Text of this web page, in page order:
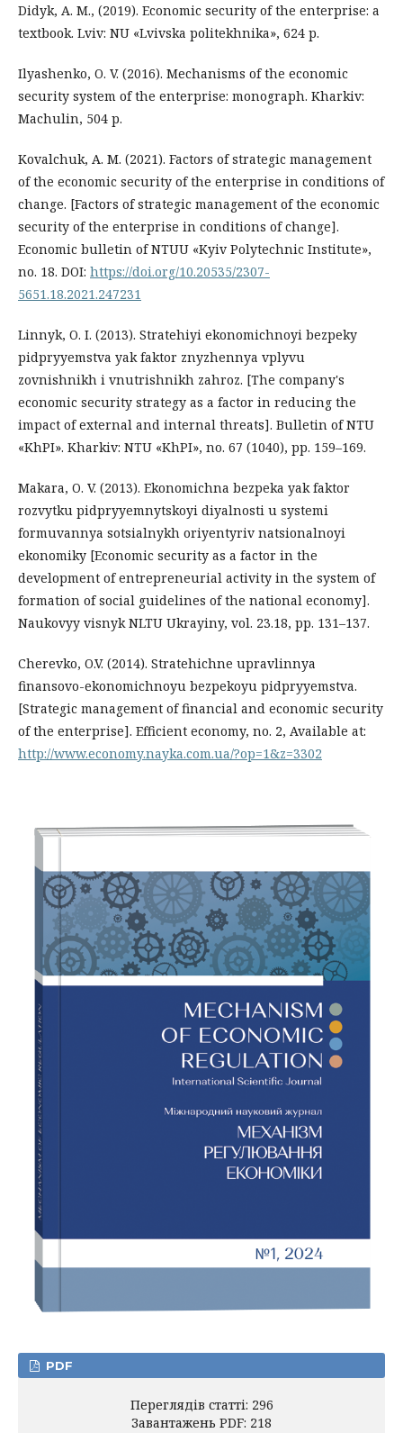
Didyk, A. M., (2019). Economic security of the enterprise: a
textbook. Lviv: NU «Lvivska politekhnika», 624 p.
Ilyashenko, O. V. (2016). Mechanisms of the economic
security system of the enterprise: monograph. Kharkiv:
Machulin, 504 p.
Kovalchuk, A. M. (2021). Factors of strategic management
of the economic security of the enterprise in conditions of
change. [Factors of strategic management of the economic
security of the enterprise in conditions of change].
Economic bulletin of NTUU «Kyiv Polytechnic Institute»,
no. 18. DOI: https://doi.org/10.20535/2307-
5651.18.2021.247231
Linnyk, O. I. (2013). Stratehiyi ekonomichnoyi bezpeky
pidpryyemstva yak faktor znyzhennya vplyvu
zovnishnikh i vnutrishnikh zahroz. [The company's
economic security strategy as a factor in reducing the
impact of external and internal threats]. Bulletin of NTU
«KhPI». Kharkiv: NTU «KhPI», no. 67 (1040), pp. 159–169.
Makara, O. V. (2013). Ekonomichna bezpeka yak faktor
rozvytku pidpryyemnytskoyi diyalnosti u systemi
formuvannya sotsialnykh oriyentyriv natsionalnoyi
ekonomiky [Economic security as a factor in the
development of entrepreneurial activity in the system of
formation of social guidelines of the national economy].
Naukovyy visnyk NLTU Ukrayiny, vol. 23.18, pp. 131–137.
Cherevko, O.V. (2014). Stratehichne upravlinnya
finansovo-ekonomichnoyu bezpekoyu pidpryyemstva.
[Strategic management of financial and economic security
of the enterprise]. Efficient economy, no. 2, Available at:
http://www.economy.nayka.com.ua/?op=1&z=3302
PDF
Переглядів статті: 296
Завантажень PDF: 218